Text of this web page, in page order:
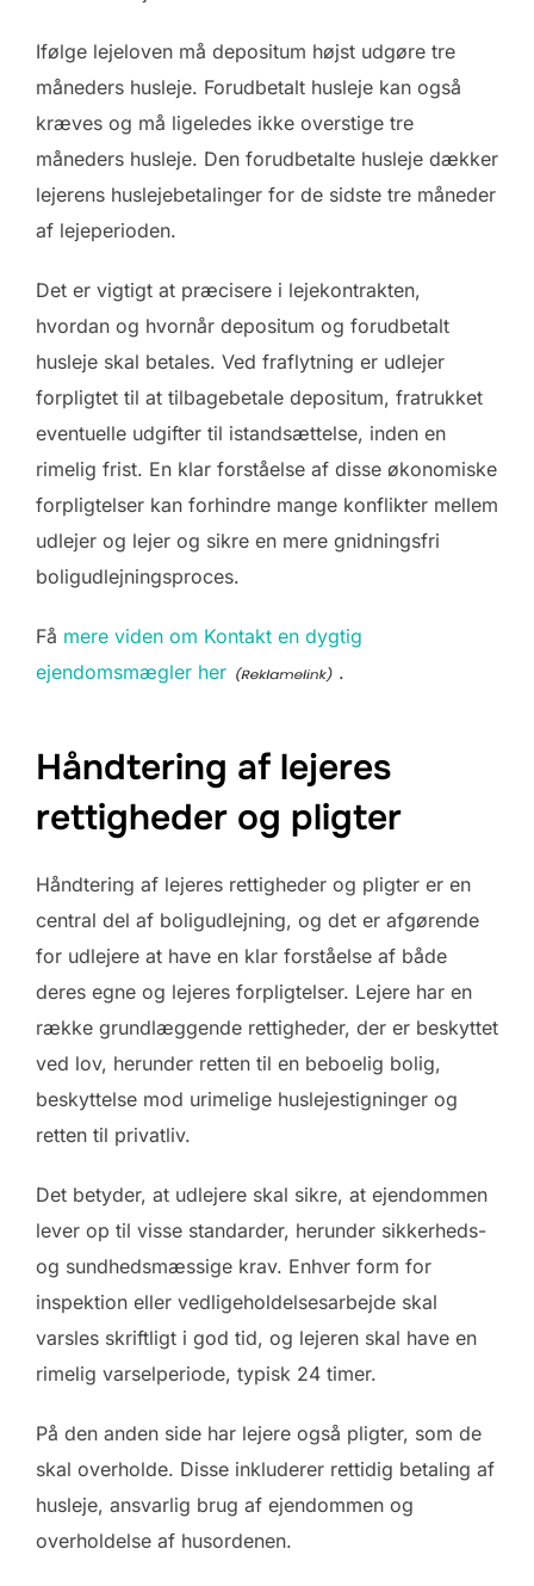
Ifølge lejeloven må depositum højst udgøre tre
måneders husleje. Forudbetalt husleje kan også
kræves og må ligeledes ikke overstige tre
måneders husleje. Den forudbetalte husleje dækker
lejerens huslejebetalinger for de sidste tre måneder
af lejeperioden.
Det er vigtigt at præcisere i lejekontrakten,
hvordan og hvornår depositum og forudbetalt
husleje skal betales. Ved fraflytning er udlejer
forpligtet til at tilbagebetale depositum, fratrukket
eventuelle udgifter til istandsættelse, inden en
rimelig frist. En klar forståelse af disse økonomiske
forpligtelser kan forhindre mange konflikter mellem
udlejer og lejer og sikre en mere gnidningsfri
boligudlejningsproces.
Få mere viden om Kontakt en dygtig
ejendomsmægler her
.
Håndtering af lejeres
rettigheder og pligter
Håndtering af lejeres rettigheder og pligter er en
central del af boligudlejning, og det er afgørende
for udlejere at have en klar forståelse af både
deres egne og lejeres forpligtelser. Lejere har en
række grundlæggende rettigheder, der er beskyttet
ved lov, herunder retten til en beboelig bolig,
beskyttelse mod urimelige huslejestigninger og
retten til privatliv.
Det betyder, at udlejere skal sikre, at ejendommen
lever op til visse standarder, herunder sikkerheds-
og sundhedsmæssige krav. Enhver form for
inspektion eller vedligeholdelsesarbejde skal
varsles skriftligt i god tid, og lejeren skal have en
rimelig varselperiode, typisk 24 timer.
På den anden side har lejere også pligter, som de
skal overholde. Disse inkluderer rettidig betaling af
husleje, ansvarlig brug af ejendommen og
overholdelse af husordenen.